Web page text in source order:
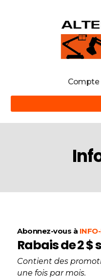
Compte
Abonnez-vous à
Rabais de 2 $
Contient des
une fois par mois.